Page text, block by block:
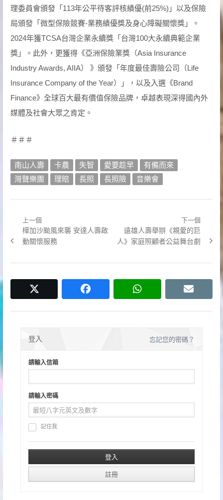
理委員會頒發「113年公平待客評核績優(前25%)」以及保險
局頒發「微型保險競賽-業務績優獎及身心障礙關懷獎」。
2024年獲TCSA台灣企業永續獎「台灣100大永續典範企業
獎」。此外，更獲得《亞洲保險業獎（Asia Insurance
Industry Awards, AIIA） 》頒發「年度最佳壽險公司（Life
Insurance Company of the Year）」，以及入選《Brand
Finance》全球百大最有價值保險品牌，卓越表現深得國內外
媒體及社會大眾之肯定。
＃＃＃
南山人壽 卡農 失智 愛要趁早
有備而來
灣聲樂團
理賠 長照 長照險 音樂會
章
導
覽
上一個
Previous
post:
樺加沙颱風來襲 安達人壽啟
動關懷服務
下一個
Next
post:
遠雄人壽舉辦《親愛的巨
人》家庭照顧者公益舞台劇
facebook whatsapp email
登入 忘記您的密碼？
請輸入信箱
請輸入密碼
記住我